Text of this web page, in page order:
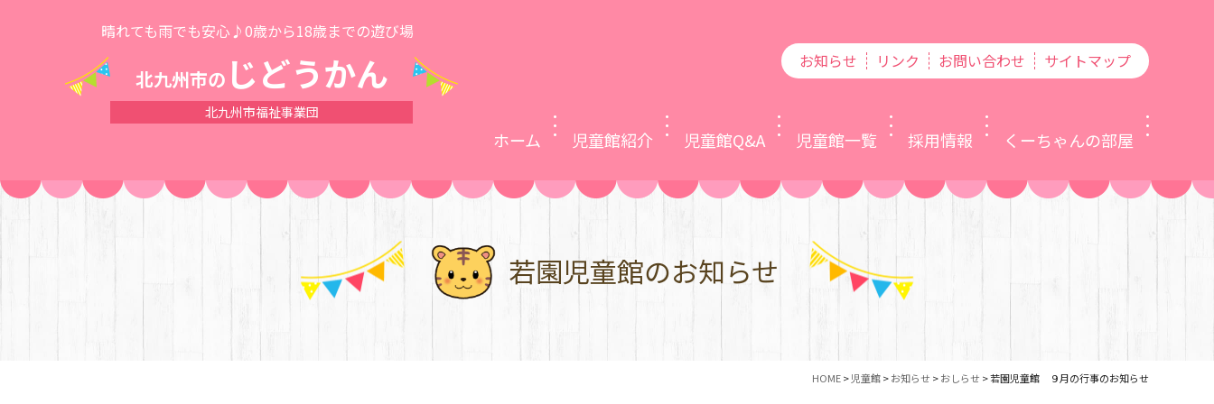
晴れても雨でも安心♪0歳から18歳までの遊び場
北九州市の じどうかん
北九州市福祉事業団
お知らせ リンク お問い合わせ サイトマップ
ホーム 児童館紹介 児童館Q&A 児童館一覧 採用情報 くーちゃんの部屋
若園児童館のお知らせ
HOME>児童館>お知らせ >おしらせ >若園児童館 ９月の行事のお知らせ